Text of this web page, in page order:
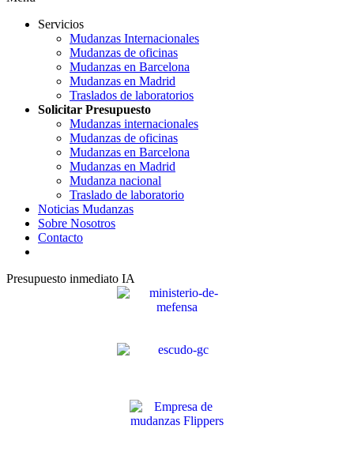
Servicios
Mudanzas Internacionales
Mudanzas de oficinas
Mudanzas en Barcelona
Mudanzas en Madrid
Traslados de laboratorios
Solicitar Presupuesto
Mudanzas internacionales
Mudanzas de oficinas
Mudanzas en Barcelona
Mudanzas en Madrid
Mudanza nacional
Traslado de laboratorio
Noticias Mudanzas
Sobre Nosotros
Contacto
Presupuesto inmediato IA